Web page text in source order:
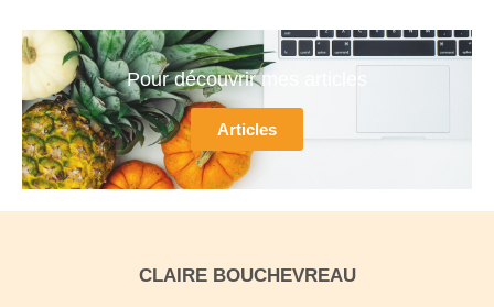
Pour découvrir mes articles
Articles
CLAIRE BOUCHEVREAU